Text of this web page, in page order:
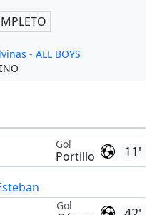
- ALL BOYS
11'
Gol
Portillo
Gol